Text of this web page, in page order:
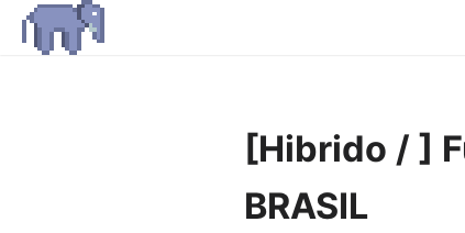
[Hibrido / ]
BRASIL